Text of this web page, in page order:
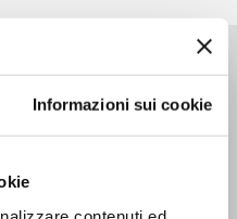
Informazioni sui cookie
OCD